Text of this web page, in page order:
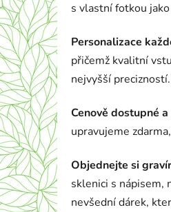
s vlastní fotkou
Personalizace
přičemž kvalitní
nejvyšší precizností.
Cenově dostupné
upravujeme
Objednejte si
sklenici s nápisem,
nevšední dárek,